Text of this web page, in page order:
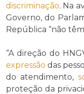
discriminação. Na
Governo, do
República “não
“A direção do
expressão das
do atendimento,
proteção da